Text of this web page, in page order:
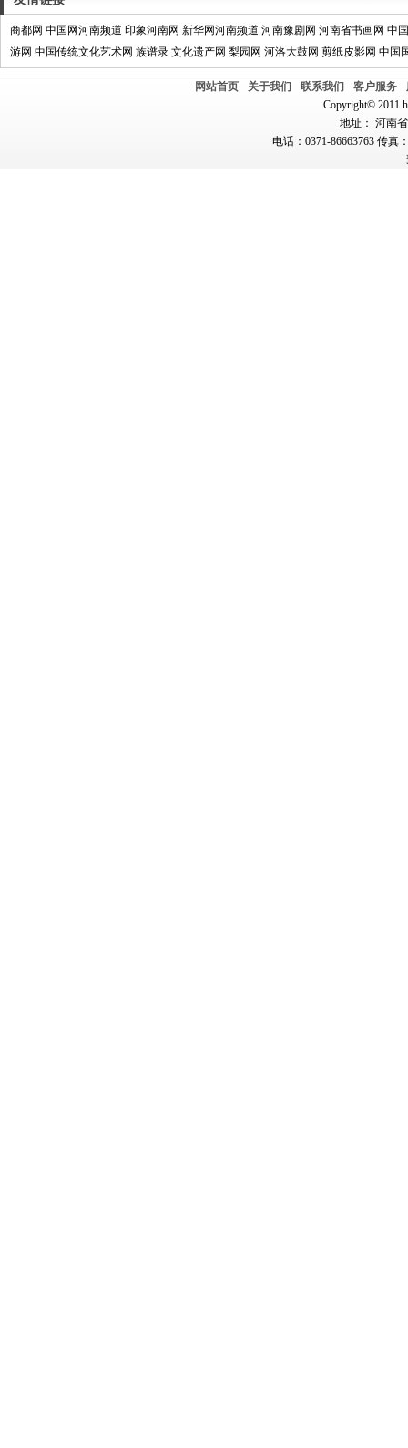
商都网 中国网河南频道 印象河南网 新华网河南频道 河南豫剧网 河南省书画网 中
游网 中国传统文化艺术网 族谱录 文化遗产网 梨园网 河洛大鼓网 剪纸皮影网 中国
网站首页 关于我们 联系我们 客户服务
Copyright© 2011
地址： 河南
电话：0371-86663763 传真